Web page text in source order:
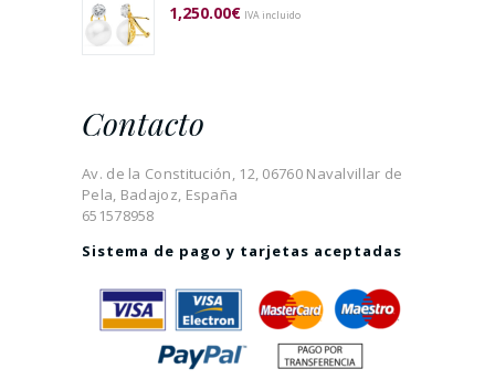
1,250.00€ IVA incluido
Contacto
Av. de la Constitución, 12, 06760 Navalvillar de
Pela, Badajoz, España
651578958
Sistema de pago y tarjetas aceptadas